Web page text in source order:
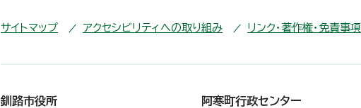
サイトマップ アクセシビリティへの取り組み リンク・著作権・免責事項
釧路市役所 阿寒町行政センター